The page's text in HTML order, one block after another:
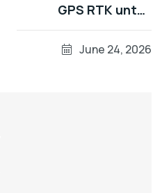
GPS RTK untuk
Sertifikasi Tanah,
Pemetaan Kawasan,
June 24, 2026